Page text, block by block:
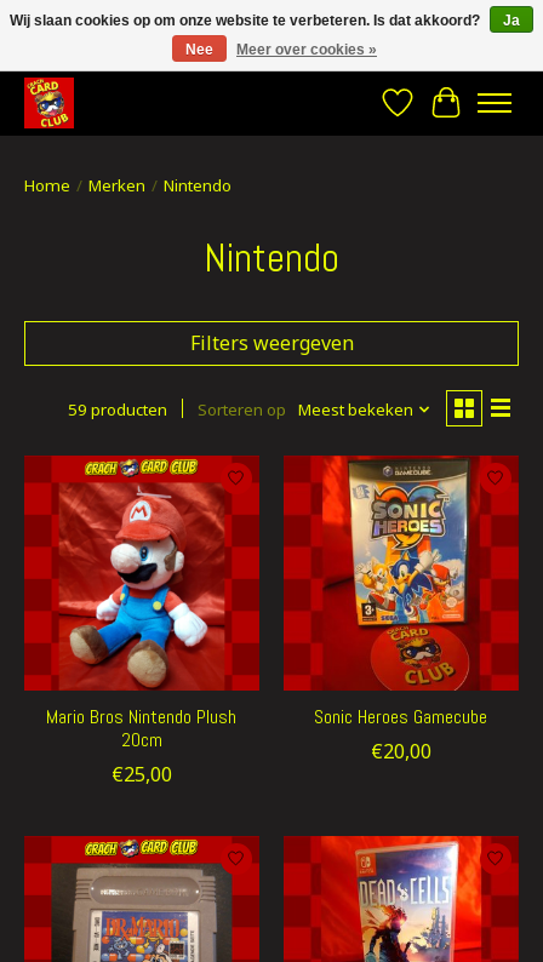
CRACH CARD CLUB , The best place to Geek out!
Verlanglijst
Home / Merken / Nintendo
Nintendo
Filters weergeven
59 producten Sorteren op Meest bekeken
Mario Bros Nintendo Plush
20cm
€25,00
Sonic Heroes Gamecube
€20,00
Wij slaan cookies op om onze website te verbeteren. Is dat akkoord?
Ja
Nee
Meer over cookies »